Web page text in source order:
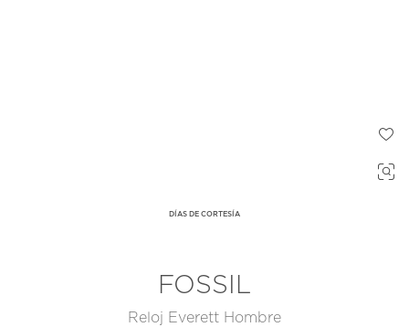
DÍAS DE CORTESÍA
FOSSIL
Reloj Everett Hombre